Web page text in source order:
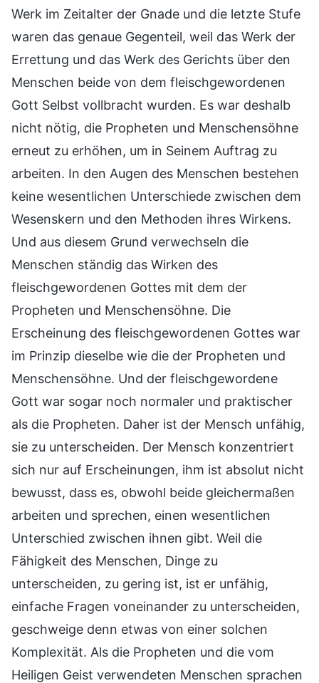
Werk im Zeitalter der Gnade und die letzte Stufe
waren das genaue Gegenteil, weil das Werk der
Errettung und das Werk des Gerichts über den
Menschen beide von dem fleischgewordenen
Gott Selbst vollbracht wurden. Es war deshalb
nicht nötig, die Propheten und Menschensöhne
erneut zu erhöhen, um in Seinem Auftrag zu
arbeiten. In den Augen des Menschen bestehen
keine wesentlichen Unterschiede zwischen dem
Wesenskern und den Methoden ihres Wirkens.
Und aus diesem Grund verwechseln die
Menschen ständig das Wirken des
fleischgewordenen Gottes mit dem der
Propheten und Menschensöhne. Die
Erscheinung des fleischgewordenen Gottes war
im Prinzip dieselbe wie die der Propheten und
Menschensöhne. Und der fleischgewordene
Gott war sogar noch normaler und praktischer
als die Propheten. Daher ist der Mensch unfähig,
sie zu unterscheiden. Der Mensch konzentriert
sich nur auf Erscheinungen, ihm ist absolut nicht
bewusst, dass es, obwohl beide gleichermaßen
arbeiten und sprechen, einen wesentlichen
Unterschied zwischen ihnen gibt. Weil die
Fähigkeit des Menschen, Dinge zu
unterscheiden, zu gering ist, ist er unfähig,
einfache Fragen voneinander zu unterscheiden,
geschweige denn etwas von einer solchen
Komplexität. Als die Propheten und die vom
Heiligen Geist verwendeten Menschen sprachen